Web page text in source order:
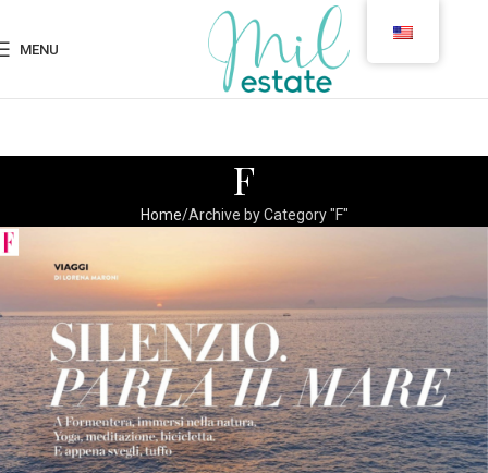
MENU
F
Home Archive by Category "F"